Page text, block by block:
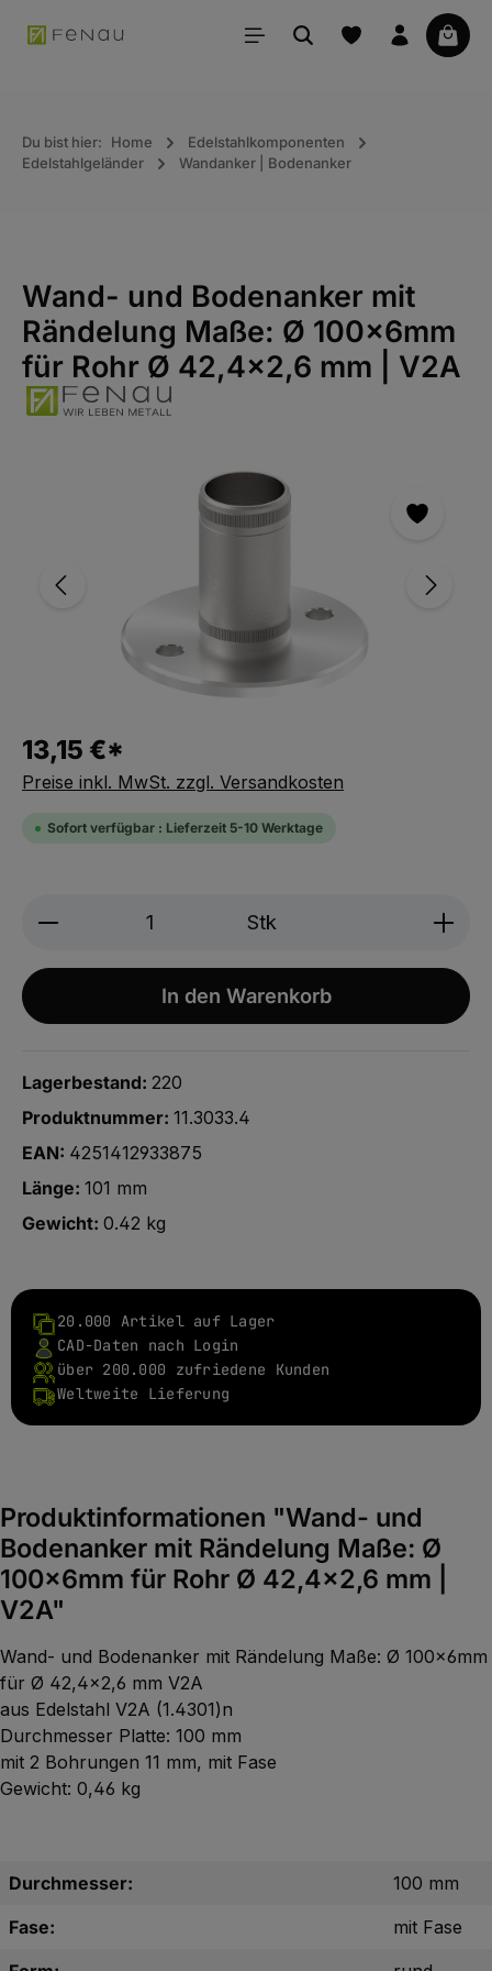
springen
Du bist hier: Home
Edelstahlkomponenten
Edelstahlgeländer
Wandanker | Bodenanker
Wand- und Bodenanker mit
Rändelung Maße: Ø 100x6mm
für Rohr Ø 42,4x2,6 mm | V2A
Bildergalerie überspringen
13,15 €*
Preise inkl. MwSt. zzgl. Versandkosten
Sofort verfügbar : Lieferzeit 5-10 Werktage
Produkt Anzahl: Gib den
Stk
In den Warenkorb
Lagerbestand: 220
Produktnummer: 11.3033.4
EAN: 4251412933875
Länge: 101 mm
Gewicht: 0.42 kg
20.000 Artikel auf Lager
CAD-Daten nach Login
über 200.000 zufriedene Kunden
Weltweite Lieferung
Produktinformationen "Wand- und
Bodenanker mit Rändelung Maße: Ø
100x6mm für Rohr Ø 42,4x2,6 mm |
V2A"
Wand- und Bodenanker mit Rändelung Maße: Ø 100x6mm
für Ø 42,4x2,6 mm V2A
aus Edelstahl V2A (1.4301)n
Durchmesser Platte: 100 mm
mit 2 Bohrungen 11 mm, mit Fase
Gewicht: 0,46 kg
Durchmesser:
100 mm
Fase:
mit Fase